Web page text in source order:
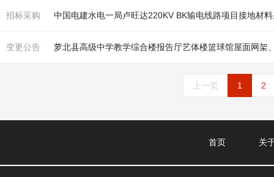
招标采购 中国电建水电一局卢旺达220KV BK输电线路项目接地材
变更公告
上一页 1 2
首页 关